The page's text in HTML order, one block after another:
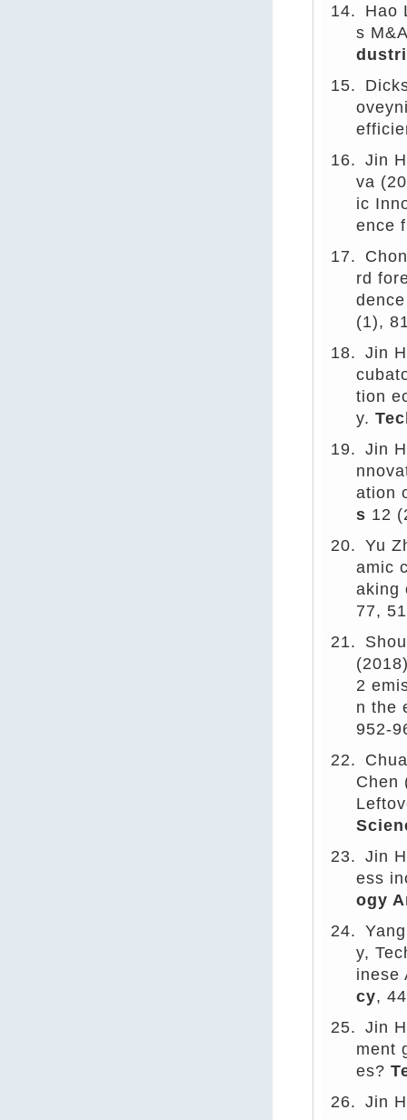
14.
Hao
s
15.
16. Jin
va
ic
ence
17.
rd
(1),
18. Jin
tion
y.
19. Jin
ation
s 12
20. Yu
amic
aking
77,
21.
2
n the
952-
22.
Chen
23. Jin
ess
ogy
24.
y,
inese
cy,
25. Jin
ment
es?
26. Jin